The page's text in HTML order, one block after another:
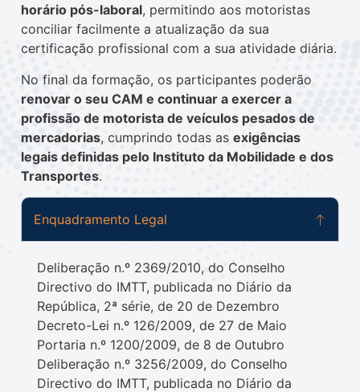
horário pós-laboral, permitindo aos motoristas
conciliar facilmente a atualização da sua
certificação profissional com a sua atividade diária.
No final da formação, os participantes poderão
renovar o seu CAM e continuar a exercer a
profissão de motorista de veículos pesados de
mercadorias, cumprindo todas as exigências
legais definidas pelo Instituto da Mobilidade e dos
Transportes.
Enquadramento Legal
Deliberação n.º 2369/2010, do Conselho
Directivo do IMTT, publicada no Diário da
República, 2ª série, de 20 de Dezembro
Decreto-Lei n.º 126/2009, de 27 de Maio
Portaria n.º 1200/2009, de 8 de Outubro
Deliberação n.º 3256/2009, do Conselho
Directivo do IMTT, publicada no Diário da